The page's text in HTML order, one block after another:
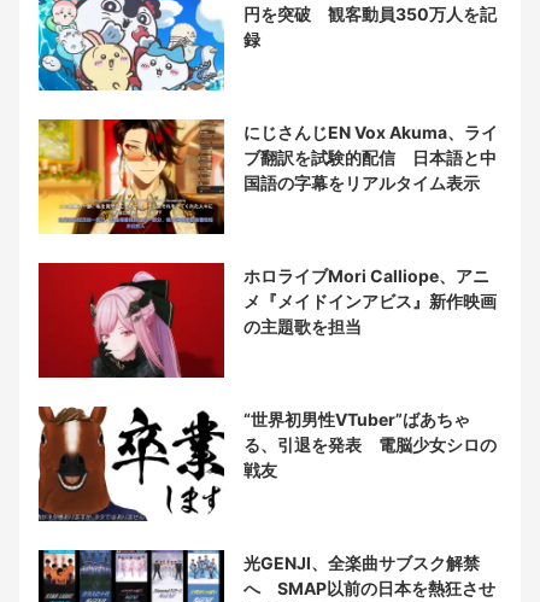
円を突破 観客動員350万人を記
録
にじさんじEN Vox Akuma、ライ
ブ翻訳を試験的配信 日本語と中
国語の字幕をリアルタイム表示
ホロライブMori Calliope、アニ
メ『メイドインアビス』新作映画
の主題歌を担当
“世界初男性VTuber”ばあちゃ
る、引退を発表 電脳少女シロの
戦友
光GENJI、全楽曲サブスク解禁
へ SMAP以前の日本を熱狂させ